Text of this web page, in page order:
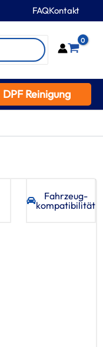
FAQKontakt
0
DPF Reinigung
Fahrzeug­
kompatibilität